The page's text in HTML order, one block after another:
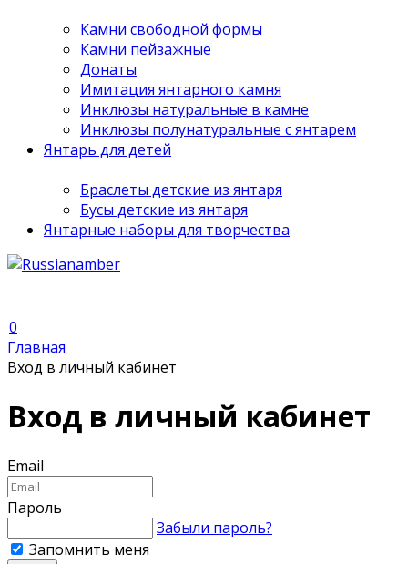
Камни свободной формы
Камни пейзажные
Донаты
Имитация янтарного камня
Инклюзы натуральные в камне
Инклюзы полунатуральные с янтарем
Янтарь для детей
Браслеты детские из янтаря
Бусы детские из янтаря
Янтарные наборы для творчества
0
Главная
Вход в личный кабинет
Вход в личный кабинет
Email
Пароль
Забыли пароль?
Запомнить меня